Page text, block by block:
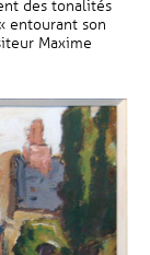
des tonalités
entourant son
Maxime